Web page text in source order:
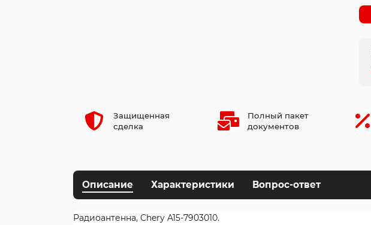
Защищенная
сделка
Полный пакет
документов
Описание Характеристики Вопрос-ответ
Радиоантенна, Chery A15-7903010.